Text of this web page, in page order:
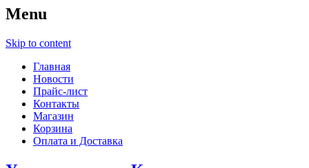
Menu
Skip to content
Главная
Новости
Прайс-лист
Контакты
Магазин
Корзина
Оплата и Доставка